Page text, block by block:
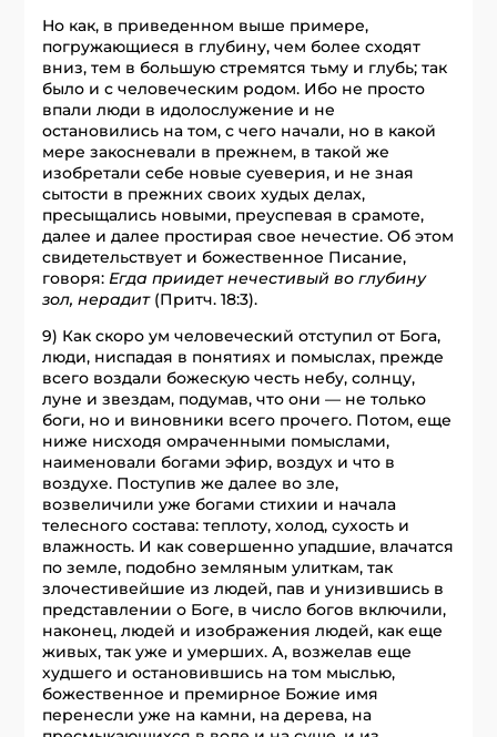
Но как, в приведенном выше примере,
погружающиеся в глубину, чем более сходят
вниз, тем в большую стремятся тьму и глубь; так
было и с человеческим родом. Ибо не просто
впали люди в идолослужение и не
остановились на том, с чего начали, но в какой
мере закосневали в прежнем, в такой же
изобретали себе новые суеверия, и не зная
сытости в прежних своих худых делах,
пресыщались новыми, преуспевая в срамоте,
далее и далее простирая свое нечестие. Об этом
свидетельствует и божественное Писание,
говоря:Егда приидет нечестивый во глубину
зол, нерадит (Притч. 18:3).
9) Как скоро ум человеческий отступил от Бога,
люди, ниспадая в понятиях и помыслах, прежде
всего воздали божескую честь небу, солнцу,
луне и звездам, подумав, что они — не только
боги, но и виновники всего прочего. Потом, еще
ниже нисходя омраченными помыслами,
наименовали богами эфир, воздух и что в
воздухе. Поступив же далее во зле,
возвеличили уже богами стихии и начала
телесного состава: теплоту, холод, сухость и
влажность. И как совершенно упадшие, влачатся
по земле, подобно земляным улиткам, так
злочестивейшие из людей, пав и унизившись в
представлении о Боге, в число богов включили,
наконец, людей и изображения людей, как еще
живых, так уже и умерших. А, возжелав еще
худшего и остановившись на том мыслью,
божественное и премирное Божие имя
перенесли уже на камни, на дерева, на